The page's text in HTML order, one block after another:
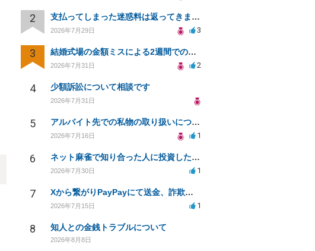
2 支払ってしまった迷惑料は返ってきますか？
2026年7月29日 3
3 結婚式場の金額ミスによる2週間での解約。キャンセル料10万円の免除は可能か。
2026年7月31日 2
4 少額訴訟について相談です
2026年7月31日
5 アルバイト先での私物の取り扱いについて
2026年7月16日 1
6 ネット麻雀で知り合った人に投資した400万円が返金されない
2026年7月30日 1
7 Xから繋がりPayPayにて送金、詐欺被害。
2026年7月15日 1
8 知人との金銭トラブルについて
2026年8月8日